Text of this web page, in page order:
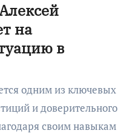
на
в
одним из ключевых
и доверительного
своим навыкам